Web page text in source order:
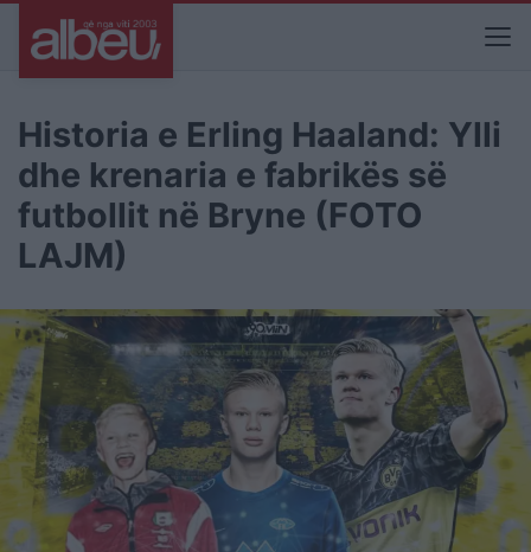
Historia e Erling Haaland: Ylli
dhe krenaria e fabrikës së
futbollit në Bryne (FOTO
LAJM)